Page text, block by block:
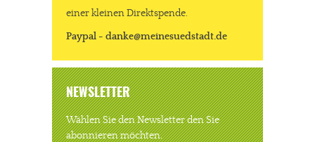
einer kleinen Direktspende.
Paypal - danke@meinesuedstadt.de
NEWSLETTER
Wählen Sie den Newsletter den Sie
abonnieren möchten.